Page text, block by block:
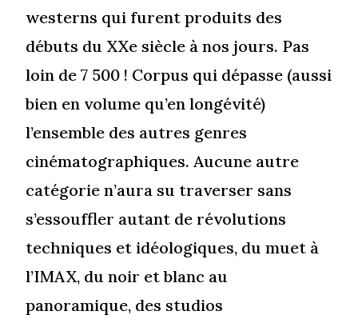
westerns qui furent produits des
débuts du XXe siècle à nos jours. Pas
loin de 7 500 ! Corpus qui dépasse (aussi
bien en volume qu’en longévité)
l’ensemble des autres genres
cinématographiques. Aucune autre
catégorie n’aura su traverser sans
s’essouffler autant de révolutions
techniques et idéologiques, du muet à
l’IMAX, du noir et blanc au
panoramique, des studios